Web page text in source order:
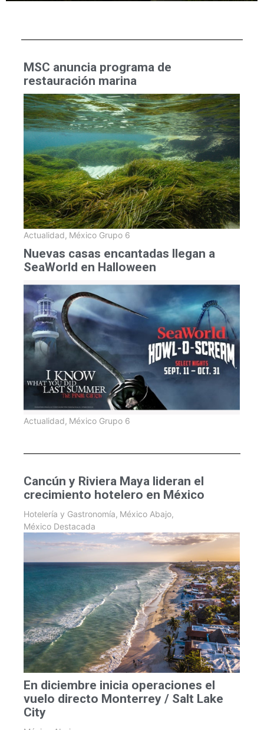
MSC anuncia programa de
restauración marina
Actualidad, México Grupo 6
Nuevas casas encantadas llegan a
SeaWorld en Halloween
Actualidad, México Grupo 6
Cancún y Riviera Maya lideran el
crecimiento hotelero en México
Hotelería y Gastronomía, México Abajo,
México Destacada
En diciembre inicia operaciones el
vuelo directo Monterrey / Salt Lake
City